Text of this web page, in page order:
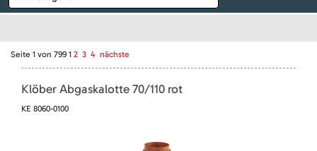
Seite 1 von 799 1 2 3 4 nächste
Klöber Abgaskalotte 70/110 rot
KE 8060-0100